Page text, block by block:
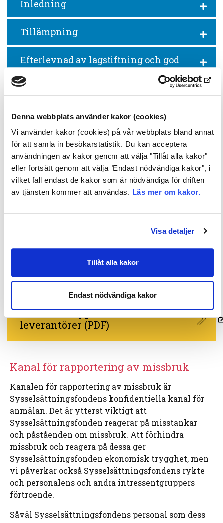
Denna webbplats använder kakor (cookies)
Vi använder kakor (cookies) på vår webbplats bland annat
för att samla in besökarstatistik. Du kan acceptera
användningen av kakor genom att välja "Tillåt alla kakor"
eller fortsätt genom att välja "Endast nödvändiga kakor", i
vilket fall endast de kakor som är nödvändiga för driften
av tjänsten kommer att användas. Läs mer om kakor.
Visa detaljer
Tillåt alla kakor
Endast nödvändiga kakor
Inledning
Tillämpning
Efterlevnad av lagstiftning och god
affärssed
Hållbar upphandling
Miljön
Skydd av egendom och information
Mänskliga rättigheter och arbetslivet
Arbetarskydd och arbetshälsa
Rapportering av överträdelser
Ladda ner Uppförandekod för
leverantörer (PDF)
Kanal för rapportering av missbruk
Kanalen för rapportering av missbruk är
Sysselsättningsfondens konfidentiella kanal för
anmälan. Det är ytterst viktigt att
Sysselsättningsfonden reagerar på misstankar
och påståenden om missbruk. Att förhindra
missbruk och reagera på dessa ger
Sysselsättningsfonden ekonomisk trygghet, men
vi påverkar också Sysselsättningsfondens rykte
och personalens och andra intressentgruppers
förtroende.
Såväl Sysselsättningsfondens personal som dess